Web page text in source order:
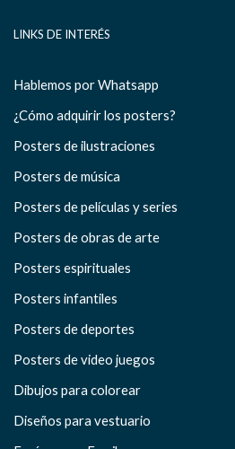
LINKS DE INTERÉS
Hablemos por Whatsapp
¿Cómo adquirir los posters?
Posters de ilustraciones
Posters de música
Posters de películas y series
Posters de obras de arte
Posters espirituales
Posters infantiles
Posters de deportes
Posters de video juegos
Dibujos para colorear
Diseños para vestuario